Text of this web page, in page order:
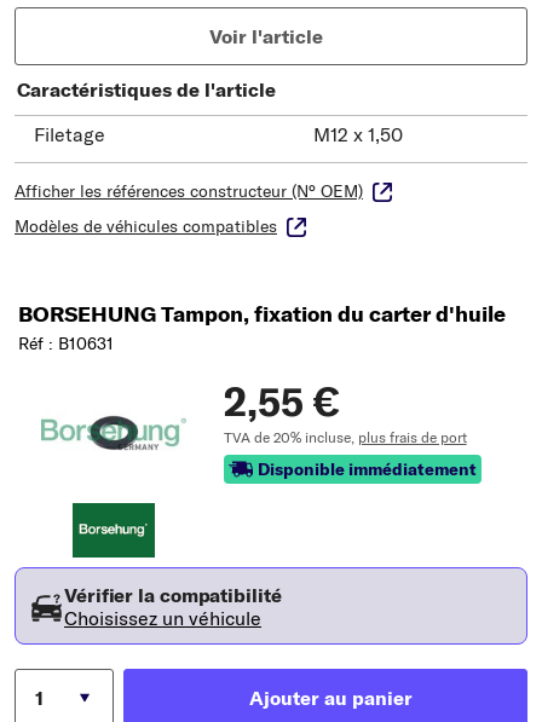
Voir l'article
Caractéristiques de l'article
Filetage
M12 x 1,50
Afficher les références constructeur (N° OEM)
Modèles de véhicules compatibles
BORSEHUNG Tampon, fixation du carter d'huile
Réf : B10631
2,55 €
TVA de 20% incluse, plus frais de port
Disponible immédiatement
Vérifier la compatibilité
Choisissez un véhicule
Ajouter au panier